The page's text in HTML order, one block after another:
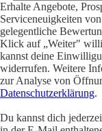
Erhalte Angebote,
Serviceneuigkeiten
gelegentliche
Klick auf „Weiter"
kannst deine
widerrufen. Weitere
zur Analyse von
Datenschutzerklärung.
Du kannst dich